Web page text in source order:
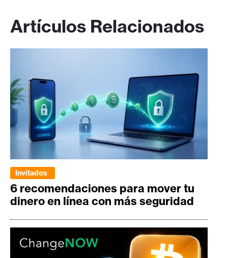
Artículos Relacionados
Invitados
6 recomendaciones para mover tu
dinero en línea con más seguridad